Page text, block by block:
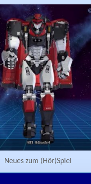
Neues zum (Hör)Spiel